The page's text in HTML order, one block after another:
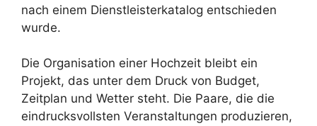
nach einem Dienstleisterkatalog entschieden
wurde.
Die Organisation einer Hochzeit bleibt ein
Projekt, das unter dem Druck von Budget,
Zeitplan und Wetter steht. Die Paare, die die
eindrucksvollsten Veranstaltungen produzieren,